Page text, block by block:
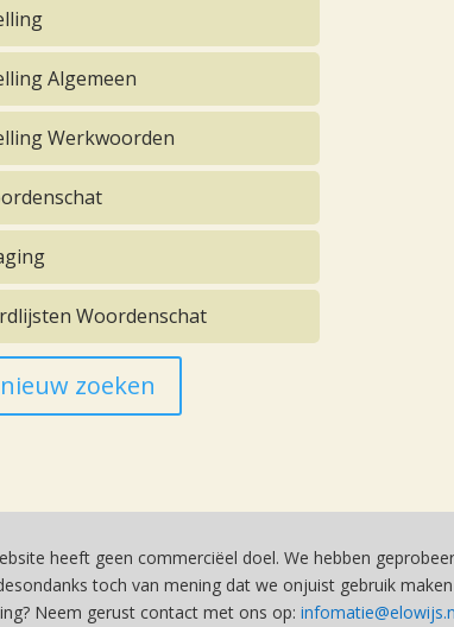
Algemeen
Werkwoorden
Woordenschat
zoeken
heeft geen commerciëel doel. We hebben
toch van mening dat we onjuist gebruik
Neem gerust contact met ons op: